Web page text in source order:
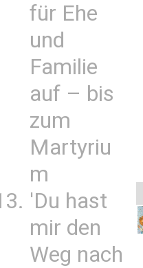
für Ehe
und
Familie
auf – bis
zum
Martyriu
m
'Du hast
mir den
Weg nach